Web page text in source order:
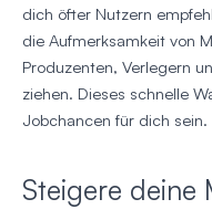
dich öfter Nutzern
die Aufmerksamkeit von
Produzenten, Verlegern
ziehen. Dieses schnelle
Jobchancen für dich sein.
Steigere deine